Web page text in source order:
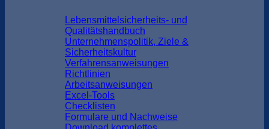
Lebensmittelsicherheits- und
Qualitätshandbuch
Unternehmenspolitik, Ziele &
Sicherheitskultur
Verfahrensanweisungen
Richtlinien
Arbeitsanweisungen
Excel-Tools
Checklisten
Formulare und Nachweise